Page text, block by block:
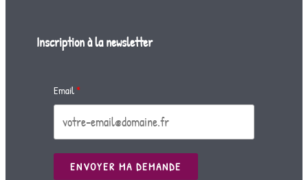
Inscription à la newsletter
Email
ENVOYER MA DEMANDE